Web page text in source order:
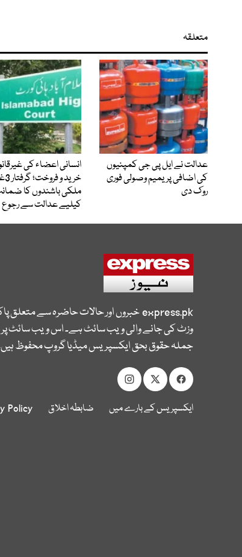
متعلقہ
عدالت نے ایل پی جی کمپنیوں
کی اضافی پریمیم وصولی فوری
روک دی
انسانی اعضاء کی
خرید
ملکی باشندوں کا
کیلیے عدالت سے رجوع
express.pkخبروں اور حالات حاضرہ سے متعلق
وزٹ کی جانے والی ویب سائٹ ہے۔ اس ویب سائٹ پر
جملہ حقوق بحق ایکسپریس میڈیا گروپ محفوظ
ایکسپریس کے بارے میں ضابطہ اخلاق Policy